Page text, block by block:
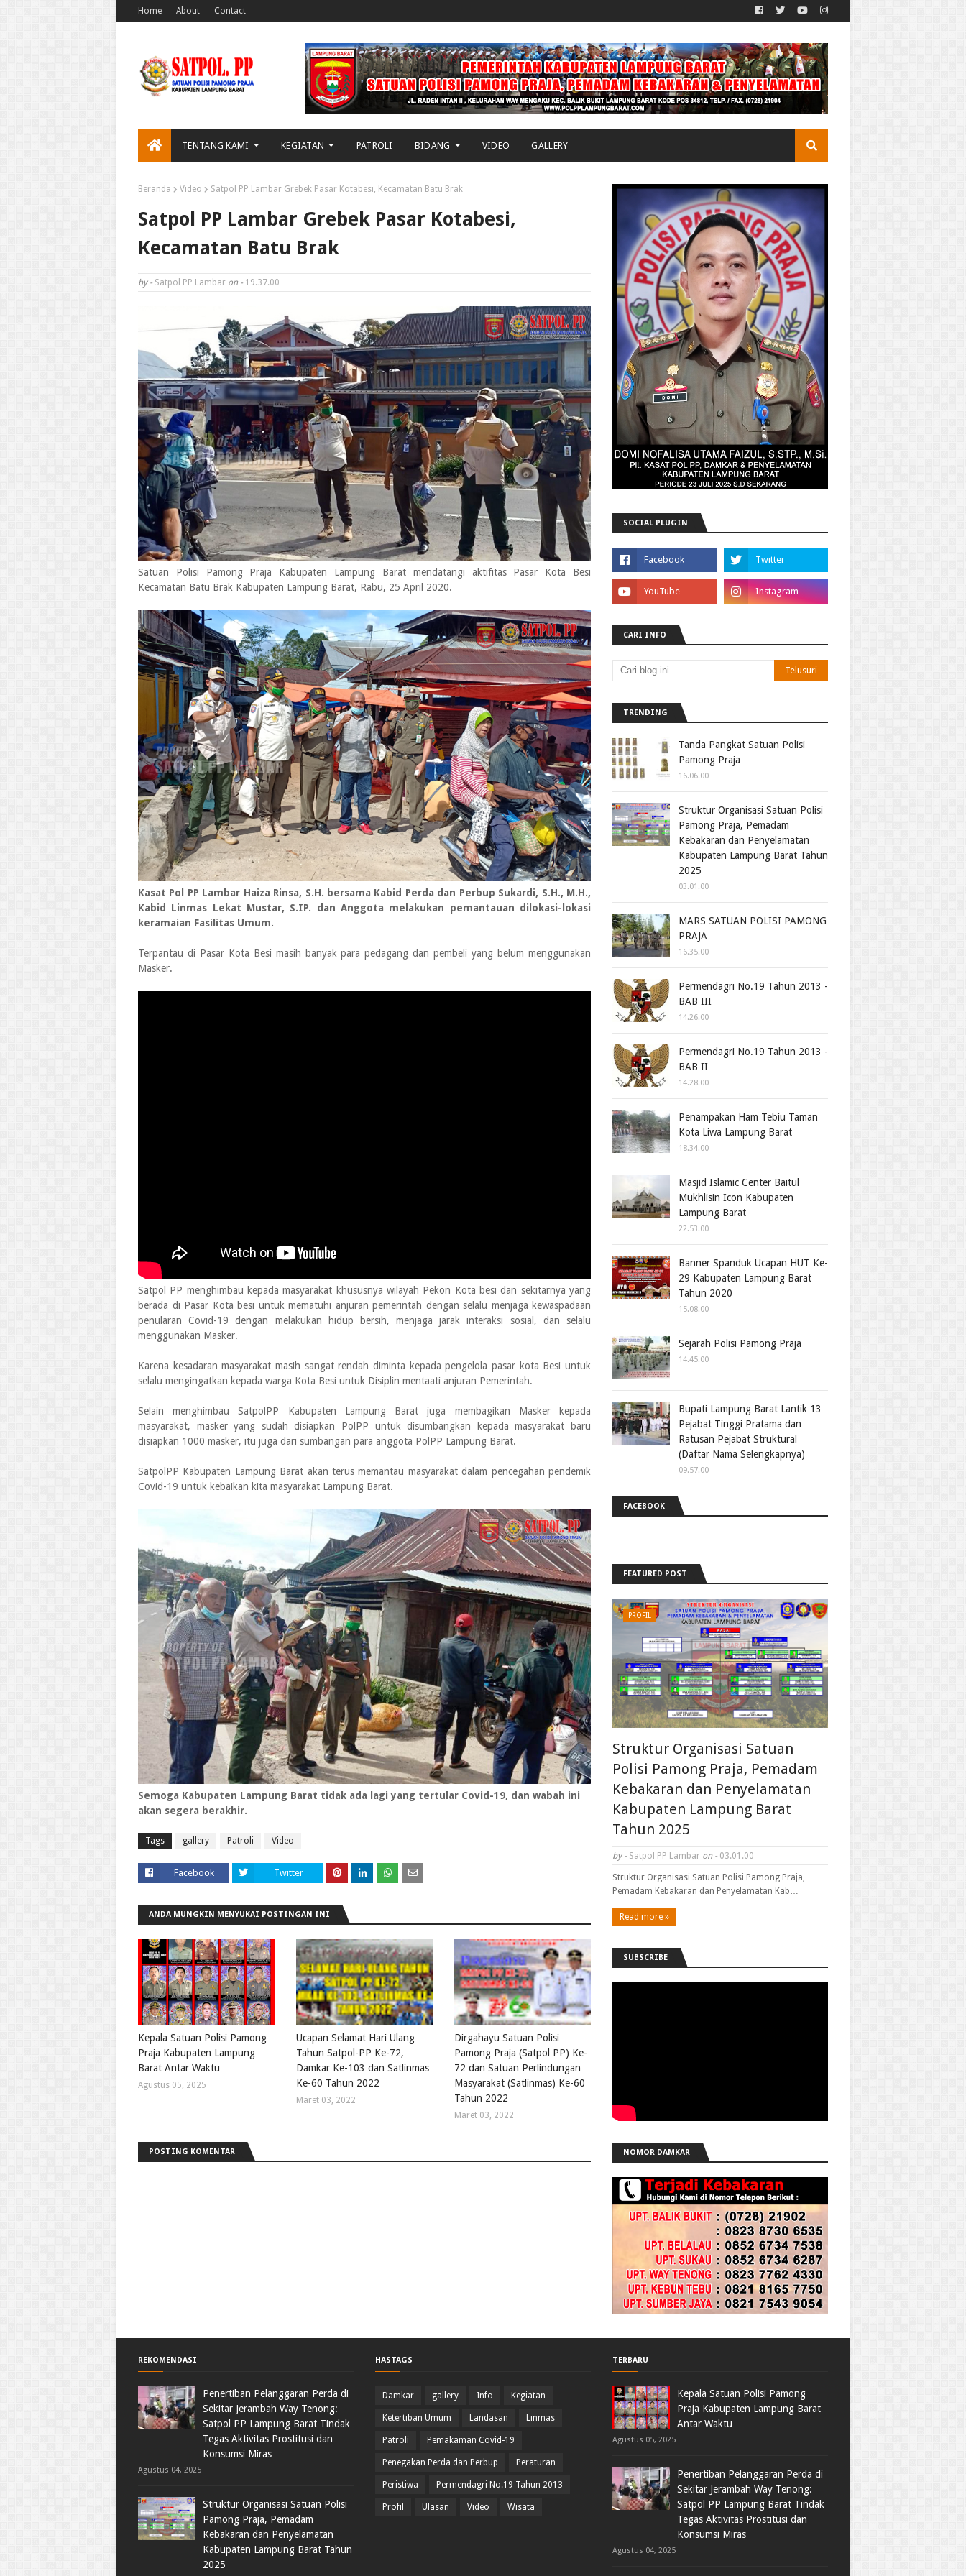
Home About Contact
TENTANG KAMI KEGIATAN PATROLI BIDANG VIDEO GALLERY
Beranda Video Satpol PP Lambar Grebek Pasar Kotabesi, Kecamatan Batu Brak
Satpol PP Lambar Grebek Pasar Kotabesi,
Kecamatan Batu Brak
by - Satpol PP Lambar on - 19.37.00
Satuan Polisi Pamong Praja Kabupaten Lampung Barat mendatangi aktifitas Pasar Kota Besi
Kecamatan Batu Brak Kabupaten Lampung Barat, Rabu, 25 April 2020.
Kasat Pol PP Lambar Haiza Rinsa, S.H. bersama Kabid Perda dan Perbup Sukardi, S.H., M.H.,
Kabid Linmas Lekat Mustar, S.IP. dan Anggota melakukan pemantauan dilokasi-lokasi
keramaian Fasilitas Umum.
Terpantau di Pasar Kota Besi masih banyak para pedagang dan pembeli yang belum menggunakan
Masker.
Satpol PP menghimbau kepada masyarakat khususnya wilayah Pekon Kota besi dan sekitarnya yang
berada di Pasar Kota besi untuk mematuhi anjuran pemerintah dengan selalu menjaga kewaspadaan
penularan Covid-19 dengan melakukan hidup bersih, menjaga jarak interaksi sosial, dan selalu
menggunakan Masker.
Karena kesadaran masyarakat masih sangat rendah diminta kepada pengelola pasar kota Besi untuk
selalu mengingatkan kepada warga Kota Besi untuk Disiplin mentaati anjuran Pemerintah.
Selain menghimbau SatpolPP Kabupaten Lampung Barat juga membagikan Masker kepada
masyarakat, masker yang sudah disiapkan PolPP untuk disumbangkan kepada masyarakat baru
disiapkan 1000 masker, itu juga dari sumbangan para anggota PolPP Lampung Barat.
SatpolPP Kabupaten Lampung Barat akan terus memantau masyarakat dalam pencegahan pendemik
Covid-19 untuk kebaikan kita masyarakat Lampung Barat.
Semoga Kabupaten Lampung Barat tidak ada lagi yang tertular Covid-19, dan wabah ini
akan segera berakhir.
Tags gallery Patroli Video
Facebook Twitter
ANDA MUNGKIN MENYUKAI POSTINGAN INI
Kepala Satuan Polisi Pamong
Praja Kabupaten Lampung
Barat Antar Waktu
Agustus 05, 2025
Ucapan Selamat Hari Ulang
Tahun Satpol-PP Ke-72,
Damkar Ke-103 dan Satlinmas
Ke-60 Tahun 2022
Maret 03, 2022
Dirgahayu Satuan Polisi
Pamong Praja (Satpol PP) Ke-
72 dan Satuan Perlindungan
Masyarakat (Satlinmas) Ke-60
Tahun 2022
Maret 03, 2022
POSTING KOMENTAR
SOCIAL PLUGIN
CARI INFO
TRENDING
Tanda Pangkat Satuan Polisi
Pamong Praja
16.06.00
Struktur Organisasi Satuan Polisi
Pamong Praja, Pemadam
Kebakaran dan Penyelamatan
Kabupaten Lampung Barat Tahun
2025
03.01.00
MARS SATUAN POLISI PAMONG
PRAJA
16.35.00
Permendagri No.19 Tahun 2013 -
BAB III
14.26.00
Permendagri No.19 Tahun 2013 -
BAB II
14.28.00
Penampakan Ham Tebiu Taman
Kota Liwa Lampung Barat
18.34.00
Masjid Islamic Center Baitul
Mukhlisin Icon Kabupaten
Lampung Barat
22.53.00
Banner Spanduk Ucapan HUT Ke-
29 Kabupaten Lampung Barat
Tahun 2020
15.08.00
Sejarah Polisi Pamong Praja
14.45.00
Bupati Lampung Barat Lantik 13
Pejabat Tinggi Pratama dan
Ratusan Pejabat Struktural
(Daftar Nama Selengkapnya)
09.57.00
FACEBOOK
FEATURED POST
PROFIL
Struktur Organisasi Satuan
Polisi Pamong Praja, Pemadam
Kebakaran dan Penyelamatan
Kabupaten Lampung Barat
Tahun 2025
by - Satpol PP Lambar on - 03.01.00
Struktur Organisasi Satuan Polisi Pamong Praja,
Pemadam Kebakaran dan Penyelamatan Kab…
Read more »
SUBSCRIBE
NOMOR DAMKAR
REKOMENDASI
Penertiban Pelanggaran Perda di
Sekitar Jerambah Way Tenong:
Satpol PP Lampung Barat Tindak
Tegas Aktivitas Prostitusi dan
Konsumsi Miras
Agustus 04, 2025
Struktur Organisasi Satuan Polisi
Pamong Praja, Pemadam
Kebakaran dan Penyelamatan
Kabupaten Lampung Barat Tahun
2025
HASTAGS
Damkar gallery Info Kegiatan
Ketertiban Umum Landasan Linmas
Patroli Pemakaman Covid-19
Penegakan Perda dan Perbup Peraturan
Peristiwa Permendagri No.19 Tahun 2013
Profil Ulasan Video Wisata
TERBARU
Kepala Satuan Polisi Pamong
Praja Kabupaten Lampung Barat
Antar Waktu
Agustus 05, 2025
Penertiban Pelanggaran Perda di
Sekitar Jerambah Way Tenong:
Satpol PP Lampung Barat Tindak
Tegas Aktivitas Prostitusi dan
Konsumsi Miras
Agustus 04, 2025